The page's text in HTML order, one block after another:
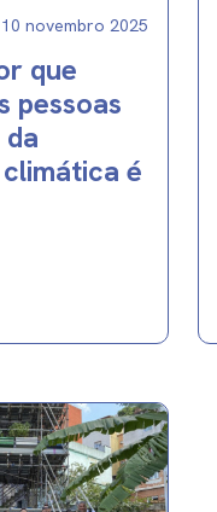
10 novembro 2025
que
pessoas
é